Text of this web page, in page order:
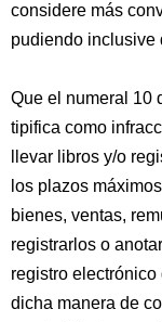
considere más
pudiendo inclusive
Que el numeral 10
tipifica como
llevar libros y/o
los plazos
bienes, ventas,
registrarlos o
registro
dicha manera de